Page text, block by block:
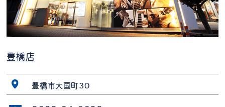
豊橋店
豊橋市大国町30